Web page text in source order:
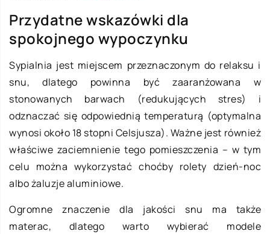
Przydatne wskazówki dla
spokojnego wypoczynku
Sypialnia jest miejscem przeznaczonym do relaksu i
snu, dlatego powinna być zaaranżowana w
stonowanych barwach (redukujących stres) i
odznaczać się odpowiednią temperaturą (optymalna
wynosi około 18 stopni Celsjusza). Ważne jest również
właściwe zaciemnienie tego pomieszczenia – w tym
celu można wykorzystać choćby rolety dzień-noc
albo żaluzje aluminiowe.
Ogromne znaczenie dla jakości snu ma także
materac, dlatego warto wybierać modele